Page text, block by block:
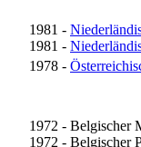
1981 -
1981 -
1978 -
1972 - Belgischer
1972 - Belgischer